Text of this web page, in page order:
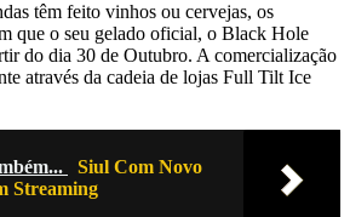
têm feito vinhos ou cervejas, os
que o seu gelado oficial, o Black Hole
do dia 30 de Outubro. A comercialização
através da cadeia de lojas Full Tilt Ice
Siul Com Novo
Streaming